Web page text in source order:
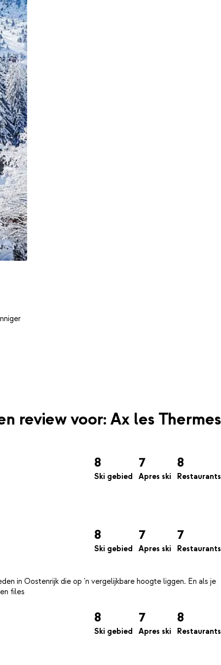
review voor: Ax les Thermes
8
Ski gebied
7
Apres ski
8
Restaurants
8
Ski gebied
7
Apres ski
7
Restaurants
in Oostenrijk die op 'n vergelijkbare hoogte liggen. En als je
8
Ski gebied
7
Apres ski
8
Restaurants